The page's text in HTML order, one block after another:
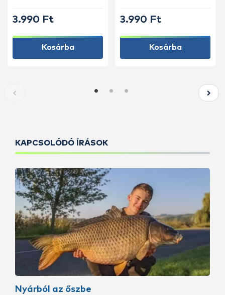
3.990 Ft
Kosárba
3.990 Ft
Kosárba
KAPCSOLÓDÓ ÍRÁSOK
Nyárból az őszbe